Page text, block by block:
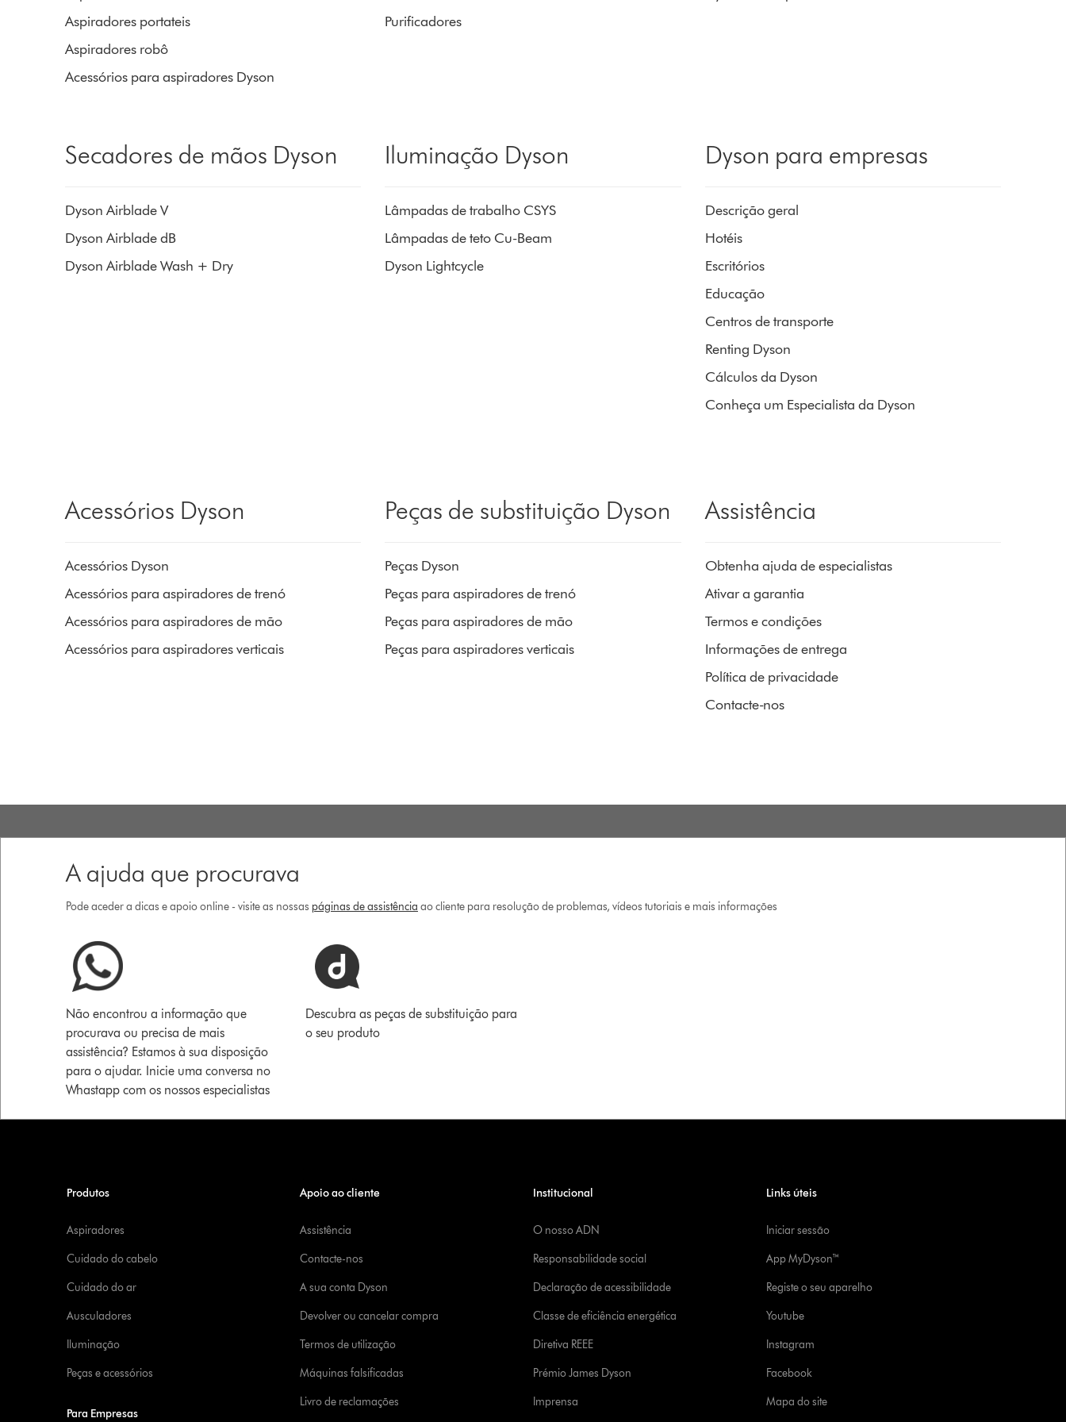
Aspiradores portateis
Aspiradores robô
Acessórios para aspiradores Dyson
Purificadores
Secadores de mãos Dyson
Dyson Airblade V
Dyson Airblade dB
Dyson Airblade Wash + Dry
Iluminação Dyson
Lâmpadas de trabalho CSYS
Lâmpadas de teto Cu-Beam
Dyson Lightcycle
Dyson para empresas
Descrição geral
Hotéis
Escritórios
Educação
Centros de transporte
Renting Dyson
Cálculos da Dyson
Conheça um Especialista da Dyson
Acessórios Dyson
Acessórios Dyson
Acessórios para aspiradores de trenó
Acessórios para aspiradores de mão
Acessórios para aspiradores verticais
Peças de substituição Dyson
Peças Dyson
Peças para aspiradores de trenó
Peças para aspiradores de mão
Peças para aspiradores verticais
Assistência
Obtenha ajuda de especialistas
Ativar a garantia
Termos e condições
Informações de entrega
Política de privacidade
Contacte-nos
A ajuda que procurava
Pode aceder a dicas e apoio online - visite as nossas páginas de assistência ao cliente para resolução de problemas, vídeos tutoriais e mais informações
Não encontrou a informação que
procurava ou precisa de mais
assistência? Estamos à sua disposição
para o ajudar. Inicie uma conversa no
Whastapp com os nossos especialistas
Descubra as peças de substituição para
o seu produto
Produtos
Aspiradores
Cuidado do cabelo
Cuidado do ar
Ausculadores
Iluminação
Peças e acessórios
Para Empresas
Apoio ao cliente
Assistência
Contacte-nos
A sua conta Dyson
Devolver ou cancelar compra
Termos de utilização
Máquinas falsificadas
Livro de reclamações
Institucional
O nosso ADN
Responsabilidade social
Declaração de acessibilidade
Classe de eficiência energética
Diretiva REEE
Prémio James Dyson
Imprensa
Links úteis
Iniciar sessão
App MyDyson™
Registe o seu aparelho
Youtube
Instagram
Facebook
Mapa do site